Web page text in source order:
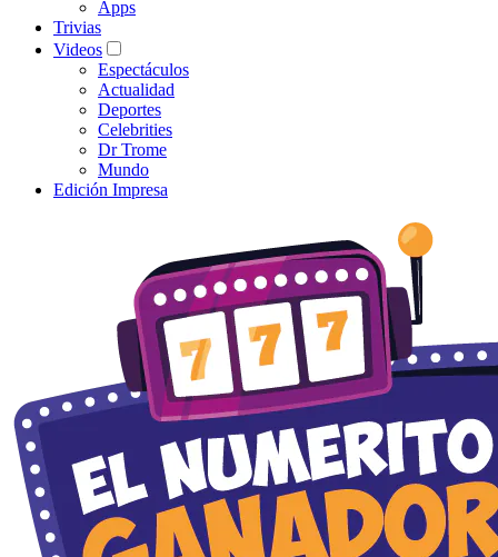
Apps
Trivias
Videos
Espectáculos
Actualidad
Deportes
Celebrities
Dr Trome
Mundo
Edición Impresa